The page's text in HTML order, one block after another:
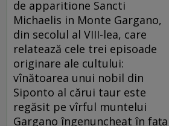
de apparitione Sancti
Michaelis in Monte Gargano,
din secolul al VIII-lea, care
relatează cele trei episoade
originare ale cultului:
vînătoarea unui nobil din
Siponto al cărui taur este
regăsit pe vîrful muntelui
Gargano îngenuncheat în fața